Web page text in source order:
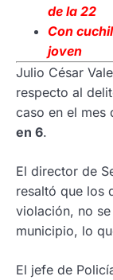
de la 22
Con
joven
Julio César
respecto al
caso en el mes
en 6.
El director de
resaltó que los
violación, no
municipio, lo
El jefe de